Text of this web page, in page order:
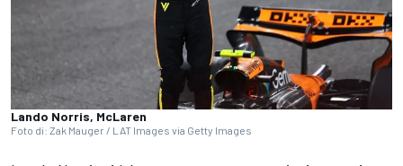
Lando Norris, McLaren
Foto di: Zak Mauger / LAT Images via Getty Images